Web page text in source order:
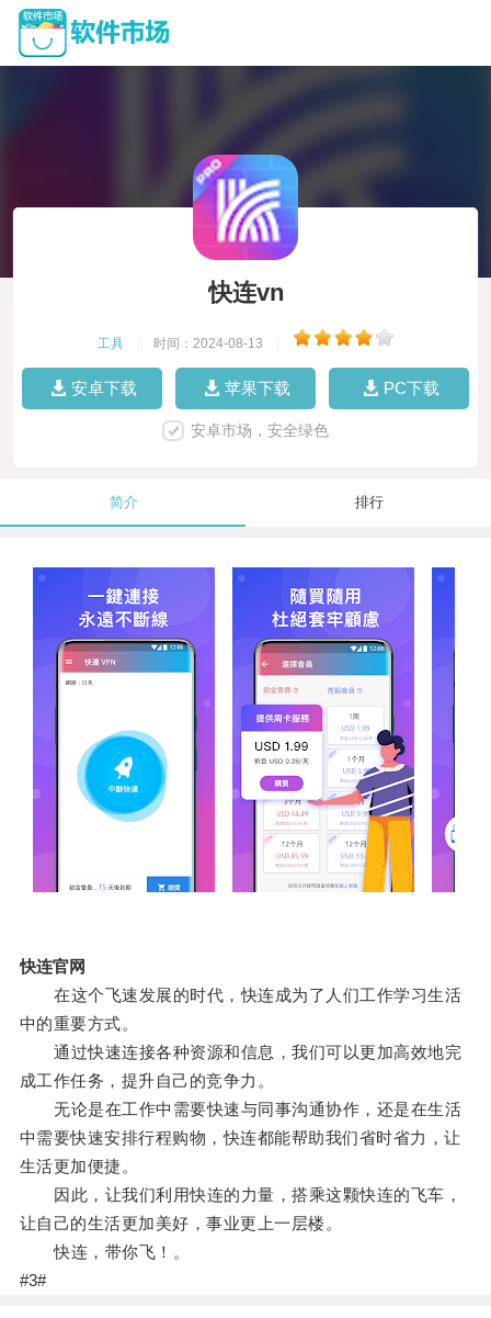
快连vn
工具 时间：2024-08-13
安卓下载 苹果下载 PC下载
安卓市场，安全绿色
简介 排行
快连官网
在这个飞速发展的时代，快连成为了人们工作学习生活
中的重要方式。
通过快速连接各种资源和信息，我们可以更加高效地完
成工作任务，提升自己的竞争力。
无论是在工作中需要快速与同事沟通协作，还是在生活
中需要快速安排行程购物，快连都能帮助我们省时省力，让
生活更加便捷。
因此，让我们利用快连的力量，搭乘这颗快连的飞车，
让自己的生活更加美好，事业更上一层楼。
快连，带你飞！。
#3#